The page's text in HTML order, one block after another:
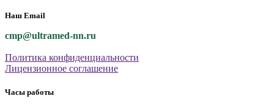
Наш Email
cmp@ultramed-nn.ru
Политика конфиденциальности
Лицензионное соглашение
Часы работы